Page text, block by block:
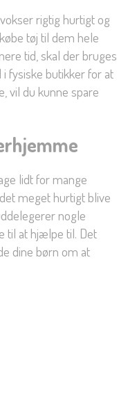
rigtig hurtigt og
tøj til dem hele
tid, skal der bruges
i fysiske butikker for at
vil du kunne spare
lidt for mange
meget hurtigt blive
nogle
til at hjælpe til. Det
dine børn om at